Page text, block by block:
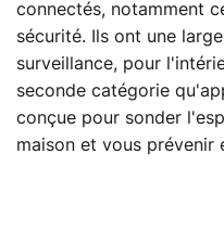
connectés, notamment
sécurité. Ils ont une
surveillance, pour
seconde catégorie
conçue pour sonder
maison et vous prévenir